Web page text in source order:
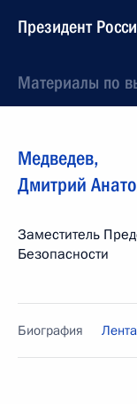
Президент
Материалы по
Медведев,
Дмитрий
Заместитель
Безопасности
Биография